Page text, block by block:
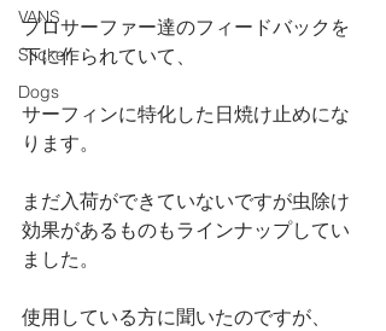
VANS
Sticker
Dogs
プロサーファー達のフィードバックを
下に作られていて、
サーフィンに特化した日焼け止めにな
ります。
まだ入荷ができていないですが虫除け
効果があるものもラインナップしてい
ました。
使用している方に聞いたのですが、